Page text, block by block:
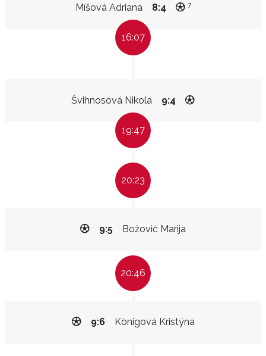
Míšová Adriana 8:4 7
16:07
Švihnosová Nikola 9:4
19:47
20:23
Božović Marija
9:5
20:46
Königová Kristýna
9:6